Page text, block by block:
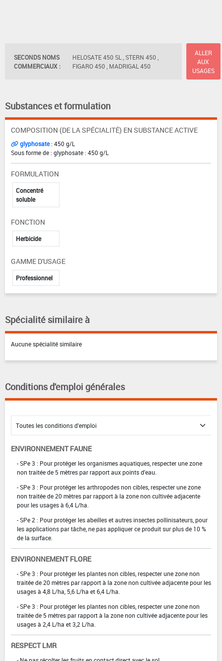
SECONDS NOMS
COMMERCIAUX :
HELOSATE 450 SL , STERN 450 ,
FIGARO 450 , MADRIGAL 450
ALLER
AUX
USAGES
Substances et formulation
COMPOSITION (DE LA SPÉCIALITÉ) EN SUBSTANCE ACTIVE
glyphosate: 450 g/L
Sous forme de : glyphosate : 450 g/L
FORMULATION
Concentré
soluble
FONCTION
Herbicide
GAMME D'USAGE
Professionnel
Spécialité similaire à
Aucune spécialité similaire
Conditions d'emploi générales
ENVIRONNEMENT FAUNE
- SPe 3 : Pour protéger les organismes aquatiques, respecter une zone
non traitée de 5 mètres par rapport aux points d'eau.
- SPe 3 : Pour protéger les arthropodes non cibles, respecter une zone
non traitée de 20 mètres par rapport à la zone non cultivée adjacente
pour les usages à 6,4 L/ha.
- SPe 2 : Pour protéger les abeilles et autres insectes pollinisateurs, pour
les applications par tâche, ne pas appliquer ce produit sur plus de 10 %
de la surface.
ENVIRONNEMENT FLORE
- SPe 3 : Pour protéger les plantes non cibles, respecter une zone non
traitée de 20 mètres par rapport à la zone non cultivée adjacente pour les
usages à 4,8 L/ha, 5,6 L/ha et 6,4 L/ha.
- SPe 3 : Pour protéger les plantes non cibles, respecter une zone non
traitée de 5 mètres par rapport à la zone non cultivée adjacente pour les
usages à 2,4 L/ha et 3,2 L/ha.
RESPECT LMR